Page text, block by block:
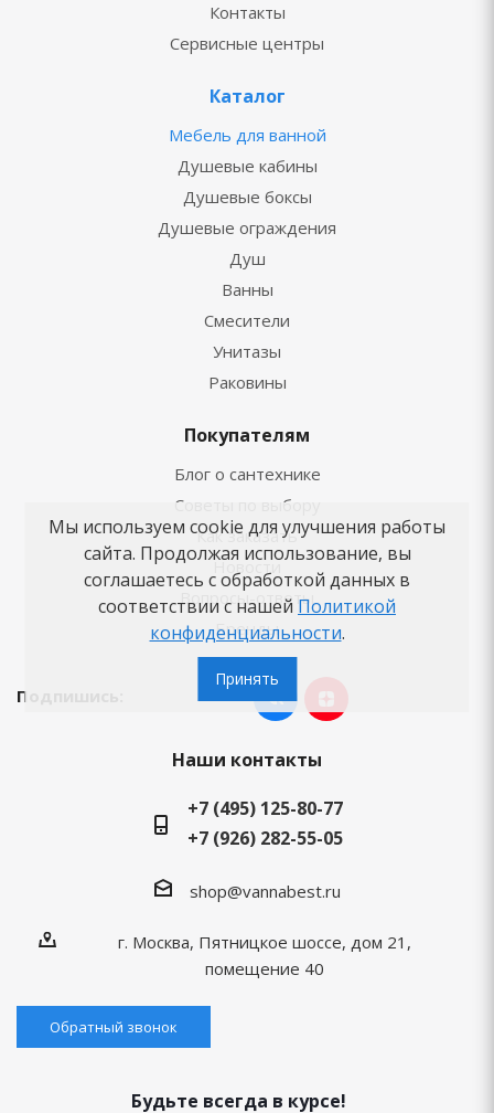
Контакты
Сервисные центры
Каталог
Мебель для ванной
Душевые кабины
Душевые боксы
Душевые ограждения
Душ
Ванны
Смесители
Унитазы
Раковины
Покупателям
Блог о сантехнике
Советы по выбору
Как заказать
Новости
Вопросы-ответы
Бренды
Подпишись:
Наши контакты
+7 (495) 125-80-77
+7 (926) 282-55-05
shop@vannabest.ru
г. Москва, Пятницкое шоссе, дом 21,
помещение 40
Обратный звонок
Будьте всегда в курсе!
Мы используем cookie для улучшения работы
сайта. Продолжая использование, вы
соглашаетесь с обработкой данных в
соответствии с нашей Политикой
конфиденциальности.
Принять